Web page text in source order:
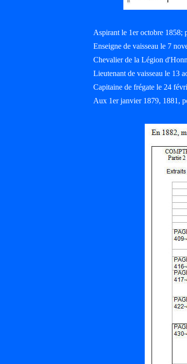
Aspirant le 1er octobre 1858;
Enseigne de vaisseau le 7
Chevalier de la Légion
Lieutenant de vaisseau le 13
Capitaine de frégate le 24
Aux 1er janvier 1879, 1881,